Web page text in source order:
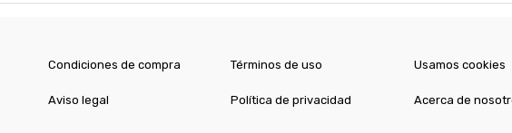
Condiciones de compra
Aviso legal
Términos de uso
Política de privacidad
Usamos cookies
Acerca de